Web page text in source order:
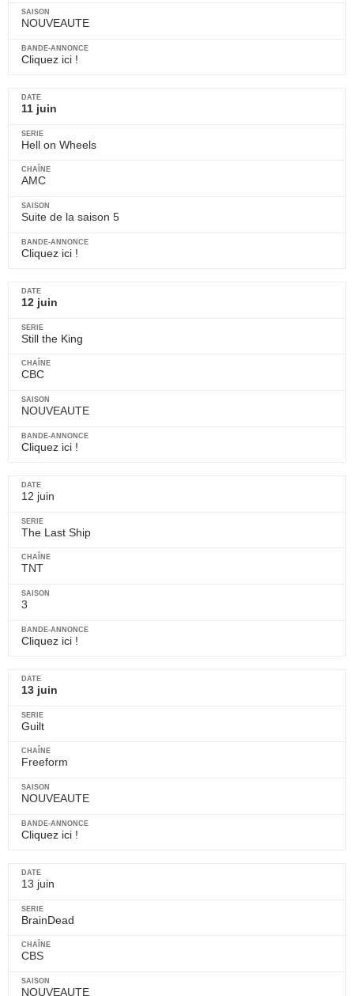
NOUVEAUTE
Cliquez ici !
11 juin
Hell on Wheels
AMC
Suite de la saison 5
Cliquez ici !
12 juin
Still the King
CBC
NOUVEAUTE
Cliquez ici !
12 juin
The Last Ship
TNT
3
Cliquez ici !
13 juin
Guilt
Freeform
NOUVEAUTE
Cliquez ici !
13 juin
BrainDead
CBS
NOUVEAUTE